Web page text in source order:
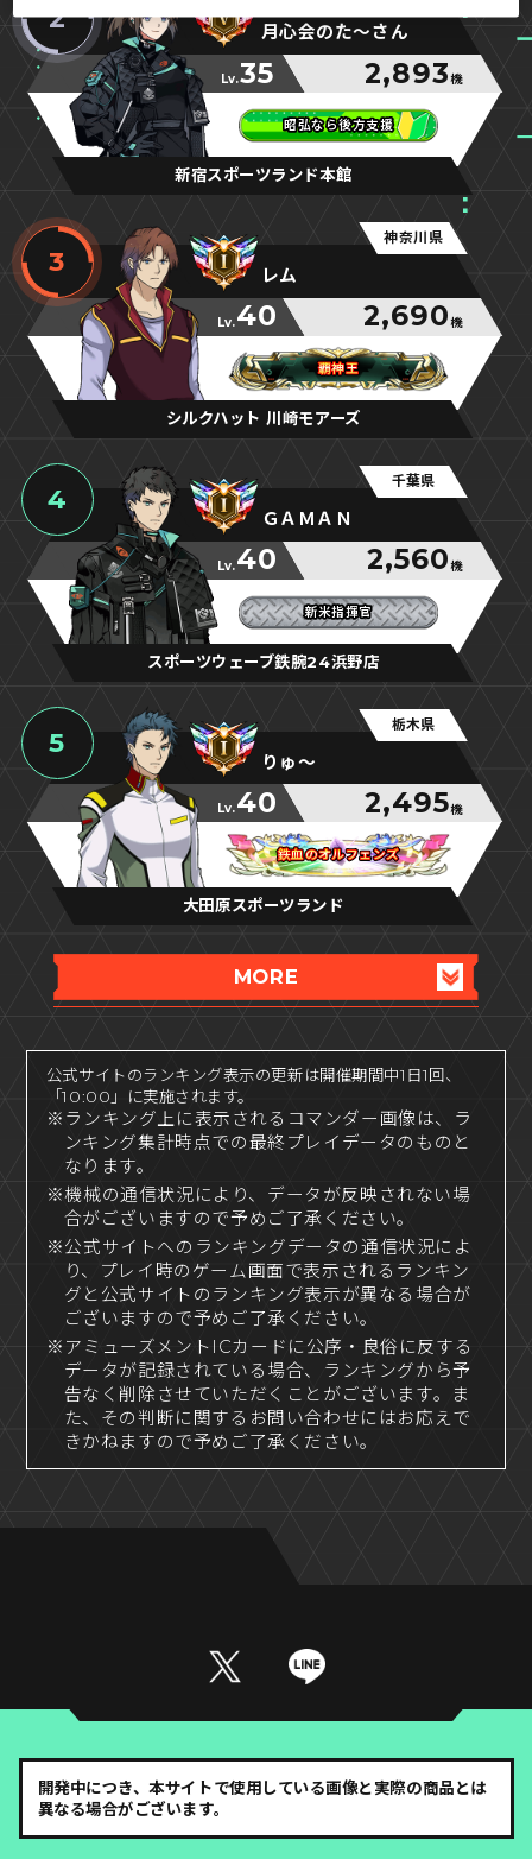
2 月心会のた～さん
Lv.35 2,893機
昭弘なら後方支援
昭弘なら後方支援
昭弘なら後方支援
新宿スポーツランド本館
3
神奈川県
レム
Lv.40 2,690機
覇神王
覇神王
覇神王
シルクハット 川崎モアーズ
4
千葉県
ＧＡＭＡＮ
Lv.40 2,560機
新米指揮官
新米指揮官
新米指揮官
スポーツウェーブ鉄腕24浜野店
5
栃木県
りゅ～
Lv.40 2,495機
鉄血のオルフェンズ
鉄血のオルフェンズ
鉄血のオルフェンズ
大田原スポーツランド
MORE
公式サイトのランキング表示の更新は開催期間中1日1回、
「10:00」に実施されます。
※ランキング上に表示されるコマンダー画像は、ラ
ンキング集計時点での最終プレイデータのものと
なります。
※機械の通信状況により、データが反映されない場
合がございますので予めご了承ください。
※公式サイトへのランキングデータの通信状況によ
り、プレイ時のゲーム画面で表示されるランキン
グと公式サイトのランキング表示が異なる場合が
ございますので予めご了承ください。
※アミューズメントICカードに公序・良俗に反する
データが記録されている場合、ランキングから予
告なく削除させていただくことがございます。ま
た、その判断に関するお問い合わせにはお応えで
きかねますので予めご了承ください。
開発中につき、本サイトで使用している画像と実際の商品とは
異なる場合がございます。